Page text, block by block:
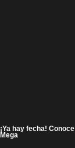
¡Ya hay fecha!
Mega